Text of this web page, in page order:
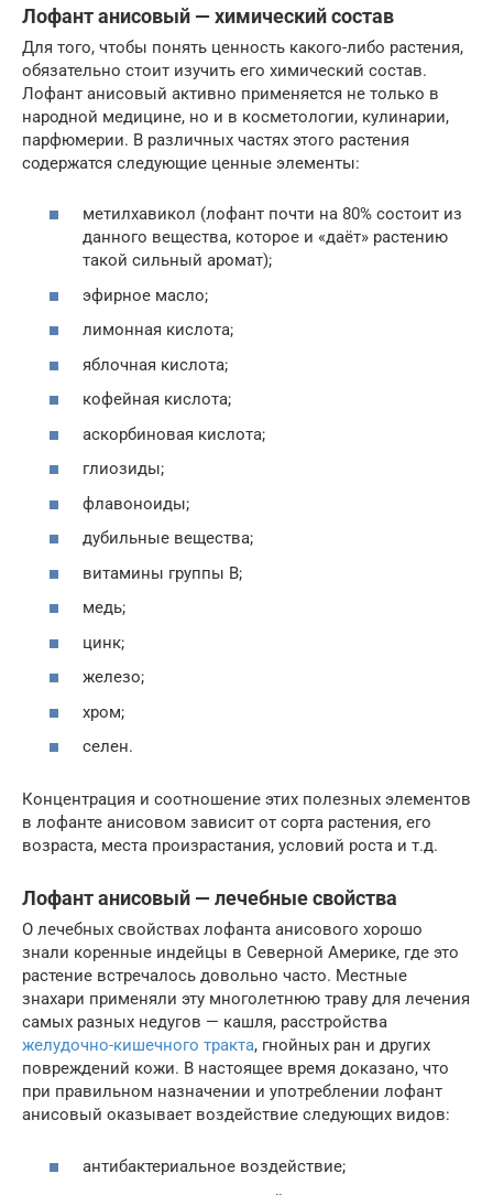
Лофант анисовый — химический состав
Для того, чтобы понять ценность какого-либо растения,
обязательно стоит изучить его химический состав.
Лофант анисовый активно применяется не только в
народной медицине, но и в косметологии, кулинарии,
парфюмерии. В различных частях этого растения
содержатся следующие ценные элементы:
метилхавикол (лофант почти на 80% состоит из
данного вещества, которое и «даёт» растению
такой сильный аромат);
эфирное масло;
лимонная кислота;
яблочная кислота;
кофейная кислота;
аскорбиновая кислота;
глиозиды;
флавоноиды;
дубильные вещества;
витамины группы В;
медь;
цинк;
железо;
хром;
селен.
Концентрация и соотношение этих полезных элементов
в лофанте анисовом зависит от сорта растения, его
возраста, места произрастания, условий роста и т.д.
Лофант анисовый — лечебные свойства
О лечебных свойствах лофанта анисового хорошо
знали коренные индейцы в Северной Америке, где это
растение встречалось довольно часто. Местные
знахари применяли эту многолетнюю траву для лечения
самых разных недугов — кашля, расстройства
желудочно-кишечного тракта, гнойных ран и других
повреждений кожи. В настоящее время доказано, что
при правильном назначении и употреблении лофант
анисовый оказывает воздействие следующих видов:
антибактериальное воздействие;